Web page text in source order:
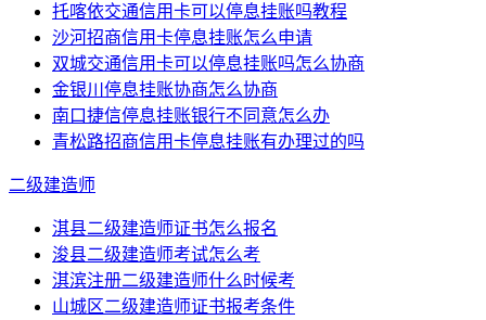
托喀依交通信用卡可以停息挂账吗教程
沙河招商信用卡停息挂账怎么申请
双城交通信用卡可以停息挂账吗怎么协商
金银川停息挂账协商怎么协商
南口捷信停息挂账银行不同意怎么办
青松路招商信用卡停息挂账有办理过的吗
二级建造师
淇县二级建造师证书怎么报名
浚县二级建造师考试怎么考
淇滨注册二级建造师什么时候考
山城区二级建造师证书报考条件